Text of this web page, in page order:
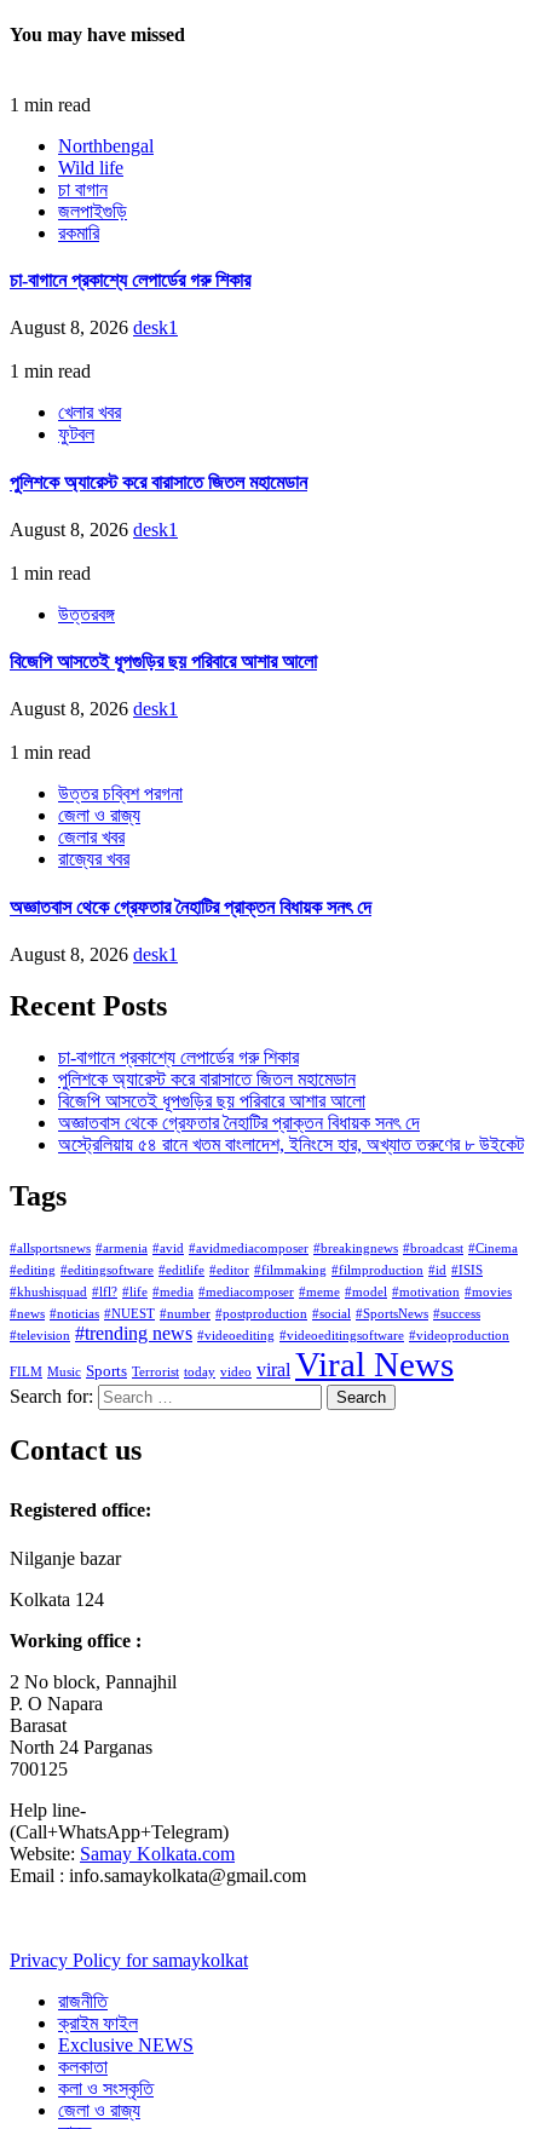
You may have missed
1 min read
Northbengal
Wild life
চা বাগান
জলপাইগুড়ি
রকমারি
চা-বাগানে প্রকাশ্যে লেপার্ডের গরু শিকার
August 8, 2026 desk1
1 min read
খেলার খবর
ফুটবল
পুলিশকে অ্যারেস্ট করে বারাসাতে জিতল মহামেডান
August 8, 2026 desk1
1 min read
উত্তরবঙ্গ
বিজেপি আসতেই ধূপগুড়ির ছয় পরিবারে আশার আলো
August 8, 2026 desk1
1 min read
উত্তর চব্বিশ পরগনা
জেলা ও রাজ্য
জেলার খবর
রাজ্যের খবর
অজ্ঞাতবাস থেকে গ্রেফতার নৈহাটির প্রাক্তন বিধায়ক সনৎ দে
August 8, 2026 desk1
Recent Posts
চা-বাগানে প্রকাশ্যে লেপার্ডের গরু শিকার
পুলিশকে অ্যারেস্ট করে বারাসাতে জিতল মহামেডান
বিজেপি আসতেই ধূপগুড়ির ছয় পরিবারে আশার আলো
অজ্ঞাতবাস থেকে গ্রেফতার নৈহাটির প্রাক্তন বিধায়ক সনৎ দে
অস্ট্রেলিয়ায় ৫৪ রানে খতম বাংলাদেশ, ইনিংসে হার, অখ্যাত তরুণের ৮ উইকেট
Tags
#allsportsnews #armenia #avid #avidmediacomposer #breakingnews #broadcast #Cinema
#editing #editingsoftware #editlife #editor #filmmaking #filmproduction #id #ISIS
#khushisquad #lfl? #life #media #mediacomposer #meme #model #motivation #movies
#news #noticias #NUEST #number #postproduction #social #SportsNews #success
#television #trending news #videoediting #videoeditingsoftware #videoproduction
FILM Music Sports Terrorist today video viral Viral News
Search for:
Contact us
Registered office:
Nilganje bazar
Kolkata 124
Working office :
2 No block, Pannajhil
P. O Napara
Barasat
North 24 Parganas
700125
Help line-
(Call+WhatsApp+Telegram)
Website: Samay Kolkata.com
Email : info.samaykolkata@gmail.com
Privacy Policy for samaykolkat
রাজনীতি
ক্রাইম ফাইল
Exclusive NEWS
কলকাতা
কলা ও সংস্কৃতি
জেলা ও রাজ্য